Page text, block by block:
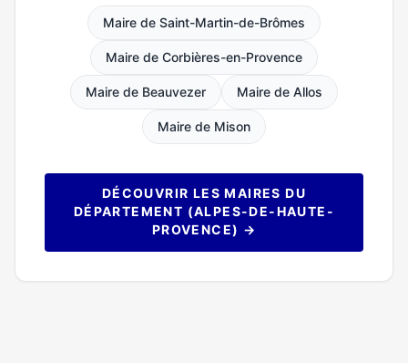
Maire de Saint-Martin-de-Brômes
Maire de Corbières-en-Provence
Maire de Beauvezer Maire de Allos
Maire de Mison
DÉCOUVRIR LES MAIRES DU
DÉPARTEMENT (ALPES-DE-HAUTE-
PROVENCE) →